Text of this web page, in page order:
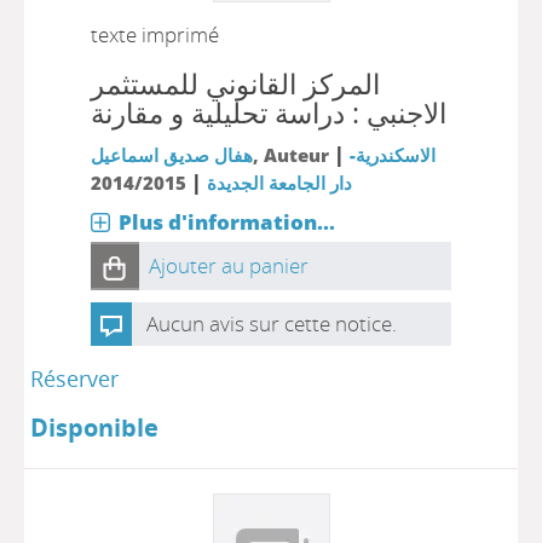
texte imprimé
المركز القانوني للمستثمر
الاجنبي : دراسة تحليلية و مقارنة
هفال صديق اسماعيل, Auteur | الاسكندرية-
دار الجامعة الجديدة |
2014/2015
Plus d'information...
Ajouter au panier
Aucun avis sur cette notice.
Réserver
Disponible